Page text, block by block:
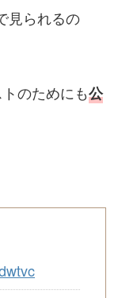
見られるの
のためにも公